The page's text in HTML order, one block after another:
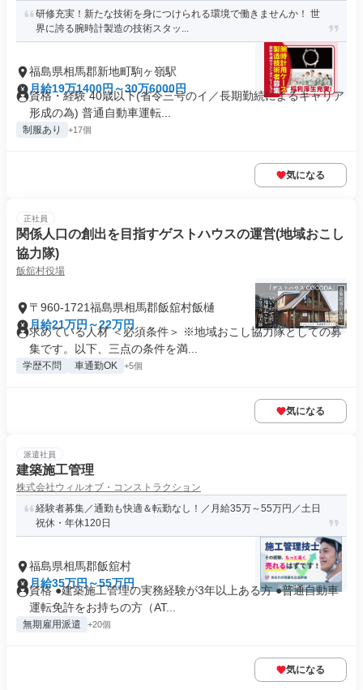
研修充実！新たな技術を身につけられる環境で働きませんか！ 世
界に誇る腕時計製造の技術スタッ...
福島県相馬郡新地町駒ヶ嶺駅
月給19万1400円～30万6000円
資格・経験 40歳以下(省令三号のイ／長期勤続によるキャリア
形成の為) 普通自動車運転...
制服あり +17個
気になる
正社員
関係人口の創出を目指すゲストハウスの運営(地域おこし
協力隊)
飯舘村役場
〒960-1721福島県相馬郡飯舘村飯樋
月給21万円～22万円
求めている人材 ＜必須条件＞ ※地域おこし協力隊としての募
集です。以下、三点の条件を満...
学歴不問 車通勤OK +5個
気になる
派遣社員
建築施工管理
株式会社ウィルオブ・コンストラクション
経験者募集／通勤も快適＆転勤なし！／月給35万～55万円／土日
祝休・年休120日
福島県相馬郡飯舘村
月給35万円～55万円
資格 ●建築施工管理の実務経験が3年以上ある方 ●普通自動車
運転免許をお持ちの方（AT...
無期雇用派遣 +20個
気になる